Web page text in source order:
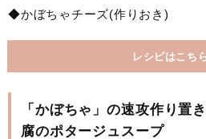
◆かぼちゃチーズ(作りおき)
レシピはこち
「かぼちゃ」の速攻作り置
腐のポタージュスープ